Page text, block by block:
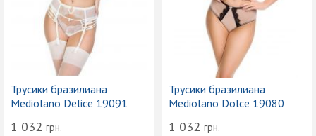
Трусики бразилиана
Mediolano Delice 19091
1 032 грн.
Трусики бразилиана
Mediolano Dolce 19080
1 032 грн.